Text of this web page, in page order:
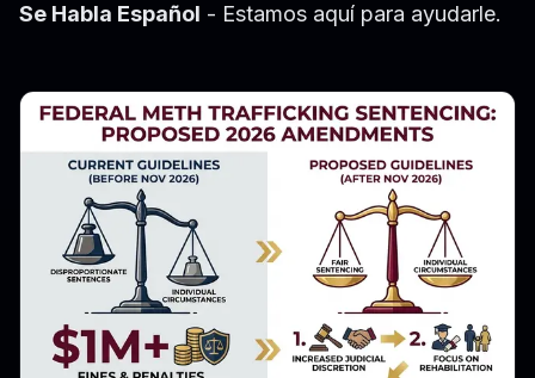
Se Habla Español - Estamos aquí para ayudarle.